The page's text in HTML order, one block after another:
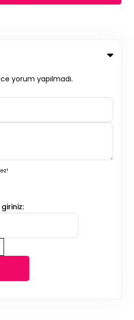
yorum yapılmadı.